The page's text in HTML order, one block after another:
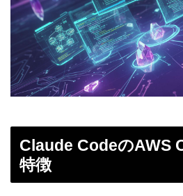
Claude CodeのAWS
特徴